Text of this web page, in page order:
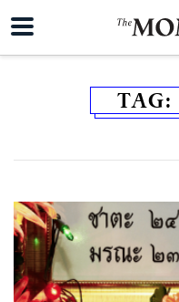
TAG: